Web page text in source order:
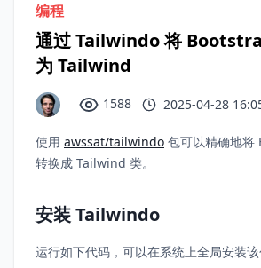
编程
通过 Tailwindo 将
为 Tailwind
1588 2025-04-28
使用 awssat/tailwindo 包可以精确地
转换成 Tailwind 类。
安装 Tailwindo
运行如下代码，可以在系统上全局安装该